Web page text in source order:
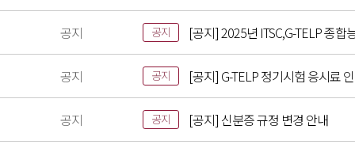
공지 공지 [공지] 2025년 ITSC,G-TELP 종합
공지 공지 [공지] G-TELP 정기시험 응시료
공지 공지 [공지] 신분증 규정 변경 안내